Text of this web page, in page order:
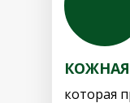
которая